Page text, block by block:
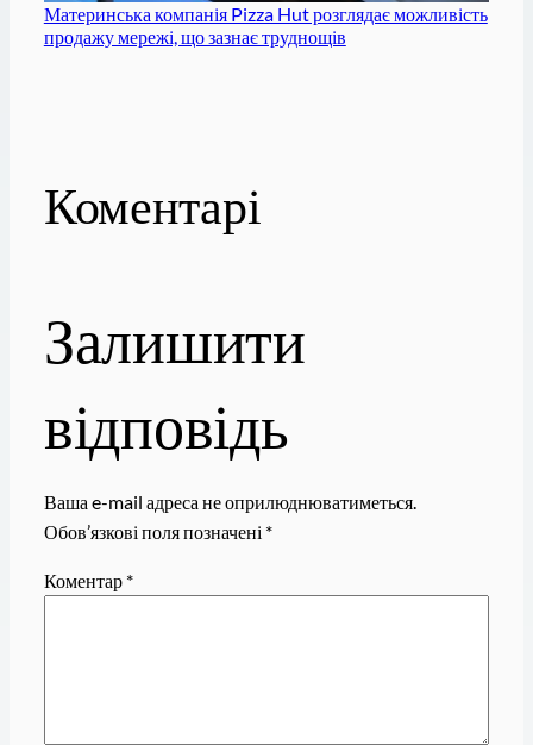
Материнська компанія Pizza Hut розглядає можливість
продажу мережі, що зазнає труднощів
Коментарі
Залишити
відповідь
Ваша e-mail адреса не оприлюднюватиметься.
Обов’язкові поля позначені *
Коментар *